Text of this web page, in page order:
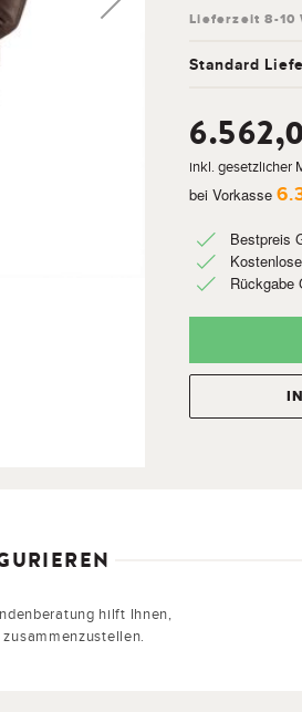
Standard
inkl. gesetzlicher
bei Vorkasse
Bestpreis
Rückgabe
hilft Ihnen,